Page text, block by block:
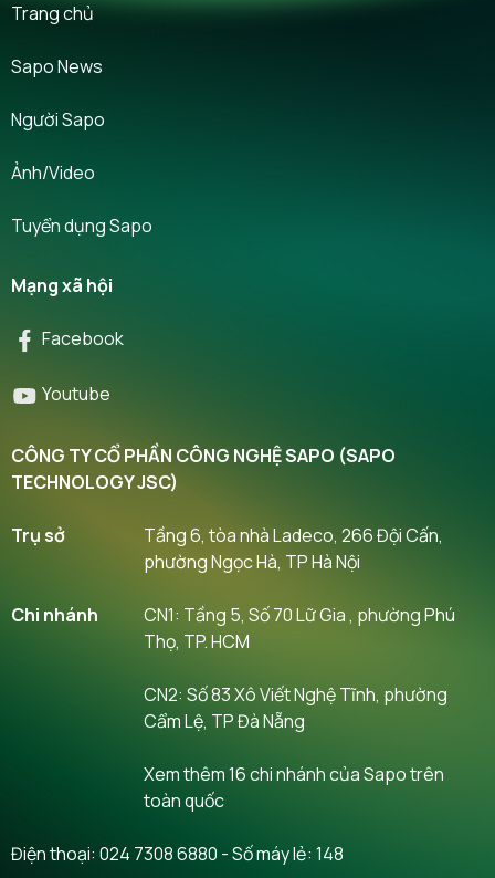
Trang chủ
Sapo News
Người Sapo
Ảnh/Video
Tuyển dụng Sapo
Mạng xã hội
Facebook
Youtube
CÔNG TY CỔ PHẦN CÔNG NGHỆ SAPO (SAPO
TECHNOLOGY JSC)
Trụ sở
Tầng 6, tòa nhà Ladeco, 266 Đội Cấn,
phường Ngọc Hà, TP Hà Nội
Chi nhánh
CN1: Tầng 5, Số 70 Lữ Gia , phường Phú
Thọ, TP. HCM
CN2: Số 83 Xô Viết Nghệ Tĩnh, phường
Cẩm Lệ, TP Đà Nẵng
Xem thêm 16 chi nhánh của Sapo trên
toàn quốc
Điện thoại: 024 7308 6880 - Số máy lẻ: 148